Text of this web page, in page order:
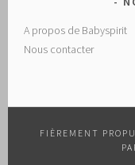
A propos de Babyspirit
Nous contacter
FIÈREMENT